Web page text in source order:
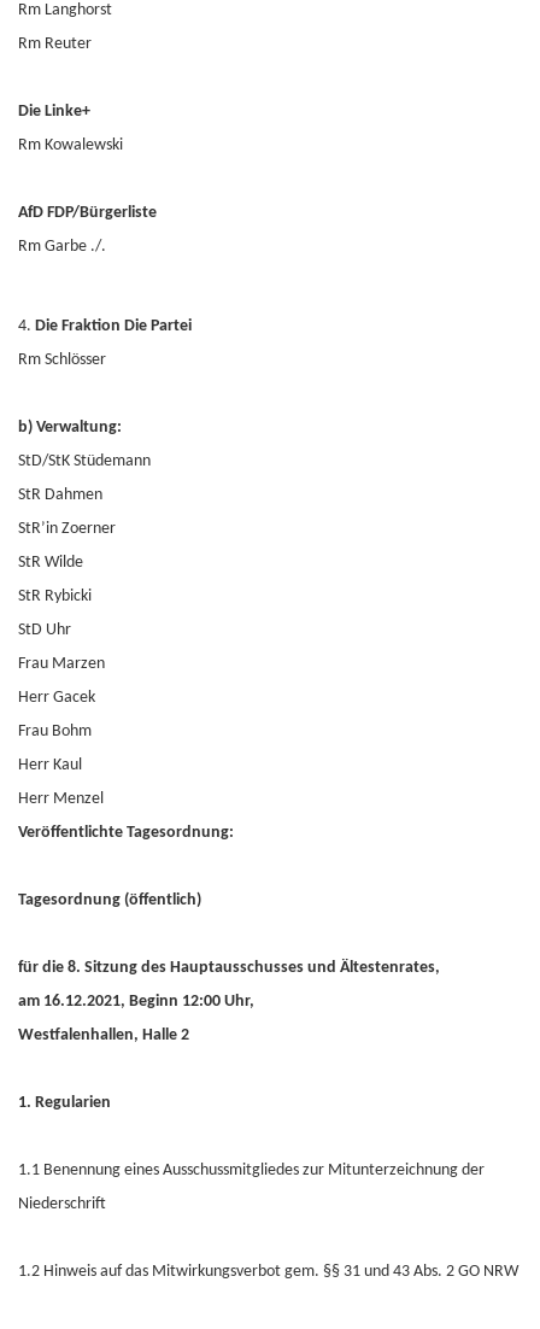
Rm Langhorst
Rm Reuter
Die Linke+
Rm Kowalewski
AfD FDP/Bürgerliste
Rm Garbe ./.
4. Die Fraktion Die Partei
Rm Schlösser
b) Verwaltung:
StD/StK Stüdemann
StR Dahmen
StR’in Zoerner
StR Wilde
StR Rybicki
StD Uhr
Frau Marzen
Herr Gacek
Frau Bohm
Herr Kaul
Herr Menzel
Veröffentlichte Tagesordnung:
Tagesordnung (öffentlich)
für die 8. Sitzung des Hauptausschusses und Ältestenrates,
am 16.12.2021, Beginn 12:00 Uhr,
Westfalenhallen, Halle 2
1. Regularien
1.1 Benennung eines Ausschussmitgliedes zur Mitunterzeichnung der
Niederschrift
1.2 Hinweis auf das Mitwirkungsverbot gem. §§ 31 und 43 Abs. 2 GO NRW